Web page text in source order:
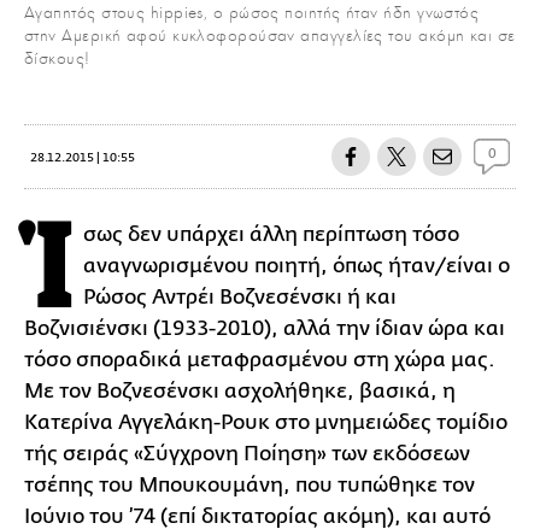
Αγαπητός στους hippies, ο ρώσος ποιητής ήταν ήδη γνωστός
στην Αμερική αφού κυκλοφορούσαν απαγγελίες του ακόμη και σε
δίσκους!
28.12.2015 | 10:55 0
Ί σως δεν υπάρχει άλλη περίπτωση τόσο
αναγνωρισμένου ποιητή, όπως ήταν/είναι ο
Ρώσος Αντρέι Βοζνεσένσκι ή και
Βοζνισιένσκι (1933-2010), αλλά την ίδιαν ώρα και
τόσο σποραδικά μεταφρασμένου στη χώρα μας.
Με τον Βοζνεσένσκι ασχολήθηκε, βασικά, η
Κατερίνα Αγγελάκη-Ρουκ στο μνημειώδες τομίδιο
τής σειράς «Σύγχρονη Ποίηση» των εκδόσεων
τσέπης του Μπουκουμάνη, που τυπώθηκε τον
Ιούνιο του ’74 (επί δικτατορίας ακόμη), και αυτό